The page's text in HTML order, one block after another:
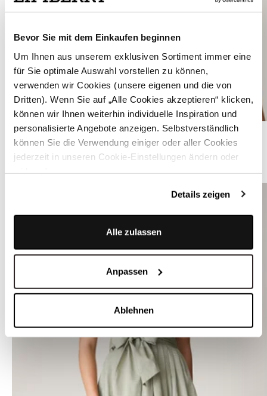
Bevor Sie mit dem Einkaufen beginnen
Um Ihnen aus unserem exklusiven Sortiment immer eine
für Sie optimale Auswahl vorstellen zu können,
verwenden wir Cookies (unsere eigenen und die von
Dritten). Wenn Sie auf „Alle Cookies akzeptieren“ klicken,
können wir Ihnen weiterhin individuelle Inspiration und
personalisierte Angebote anzeigen. Selbstverständlich
können Sie die Verwendung einiger oder aller Cookies
jederzeit in unseren Cookie-Einstellungen ändern oder
Details zeigen
Alle zulassen
Anpassen
Ablehnen
Weiße Dirndlbluse mit V-Ausschnitt - VALERIA